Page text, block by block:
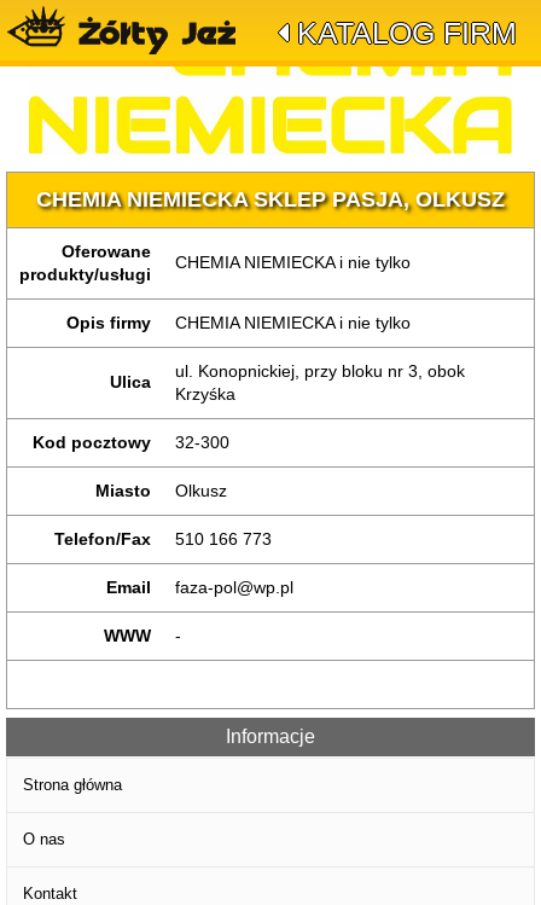
KATALOG FIRM
CHEMIA NIEMIECKA SKLEP PASJA, OLKUSZ
Oferowane
produkty/usługi
CHEMIA NIEMIECKA i nie tylko
Opis firmy CHEMIA NIEMIECKA i nie tylko
Ulica
ul. Konopnickiej, przy bloku nr 3, obok
Krzyśka
Kod pocztowy 32-300
Miasto Olkusz
Telefon/Fax 510 166 773
Email faza-pol@wp.pl
WWW -
Informacje
Strona główna
O nas
Kontakt